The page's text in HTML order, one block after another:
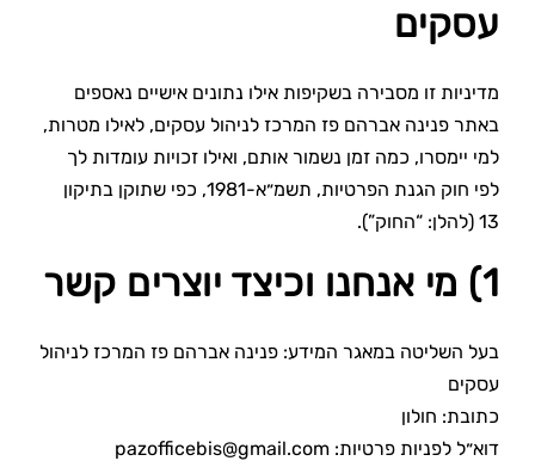
מאמרים
צור קשר
עסקים
מדיניות זו מסבירה בשקיפות אילו נתונים אישיים נאספים
באתר פנינה אברהם פז המרכז לניהול עסקים, לאילו מטרות,
למי יימסרו, כמה זמן נשמור אותם, ואילו זכויות עומדות לך
לפי חוק הגנת הפרטיות, תשמ״א-1981, כפי שתוקן בתיקון
13 (להלן: “החוק”).
1) מי אנחנו וכיצד יוצרים קשר
בעל השליטה במאגר המידע: פנינה אברהם פז המרכז לניהול
עסקים
כתובת: חולון
דוא״ל לפניות פרטיות: pazofficebis@gmail.com